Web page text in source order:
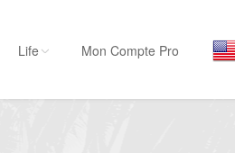
Life Mon Compte Pro